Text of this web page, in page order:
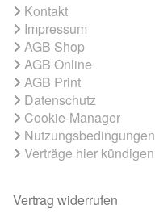
Kontakt
Impressum
AGB Shop
AGB Online
AGB Print
Datenschutz
Cookie-Manager
Nutzungsbedingungen
Verträge hier kündigen
Vertrag widerrufen